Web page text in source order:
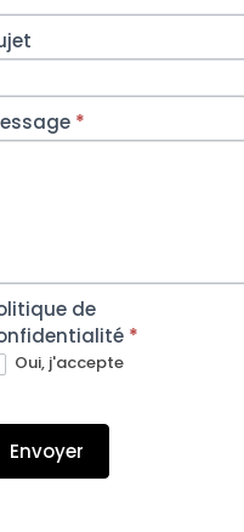
*
de
*
Oui, j'accepte
Envoyer